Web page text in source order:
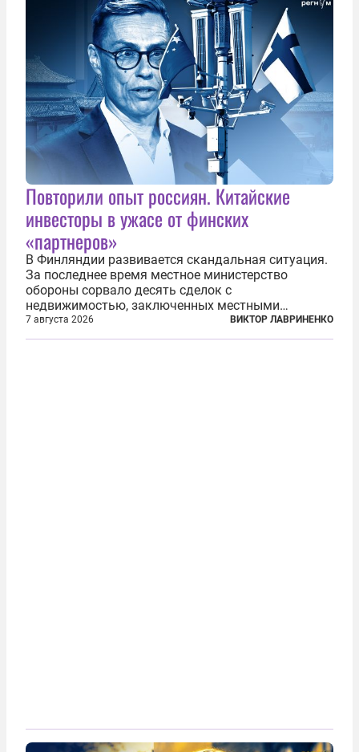
Повторили опыт россиян. Китайские
инвесторы в ужасе от финских
«партнеров»
В Финляндии развивается скандальная ситуация.
За последнее время местное министерство
обороны сорвало десять сделок с
недвижимостью, заключенных местными
фирмами с китайским капиталом. Чиновники
заявили, что они могли заключаться с целью
7 августа 2026 ВИКТОР ЛАВРИНЕНКО